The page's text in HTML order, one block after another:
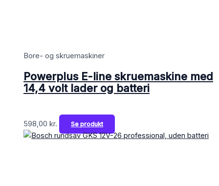
Bore- og skruemaskiner
Powerplus E-line skruemaskine med
14,4 volt lader og batteri
598,00 kr. Se produkt